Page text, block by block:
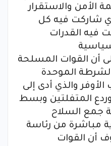
الأمن والاستقرار
شاركت فيه كل
فيه القدرات
أن القوات المسلحة
الموحدة
والذي أدى إلى
المتفلتين وبسط
جمع السلاح
مباشرة من رئاسة
أن القوات